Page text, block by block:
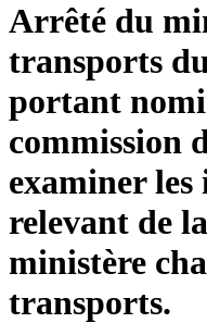
Arrêté du
transports
portant
commission
examiner
relevant de
ministère
transports.